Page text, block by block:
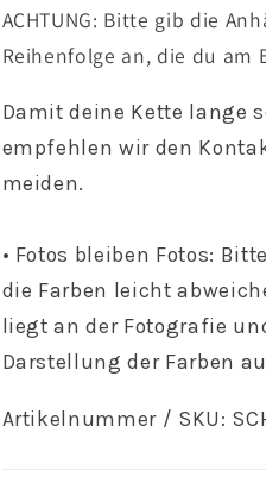
ACHTUNG: Bitte gib die
Reihenfolge an, die du am
Damit deine Kette lange
empfehlen wir den
meiden.
• Fotos bleiben Fotos:
die Farben leicht
liegt an der Fotografie
Darstellung der Farben
Artikelnummer / SKU: